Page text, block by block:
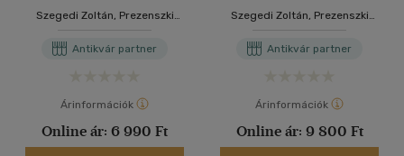
Szegedi Zoltán, Prezenszki
Antikvár partner
Árinformációk
Online ár: 6 990 Ft
Szegedi Zoltán, Prezenszki
Antikvár partner
Árinformációk
Online ár: 9 800 Ft